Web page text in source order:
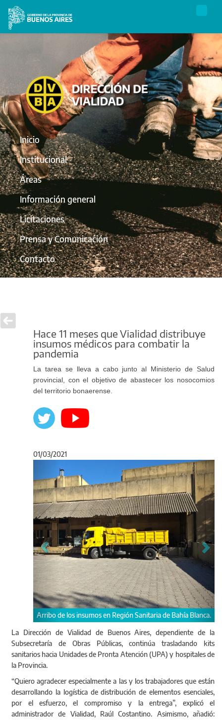
Inicio
Institucional
Áreas
Información general
Licitaciones
Prensa y Comunicación
Contacto
Hace 11 meses que Vialidad distribuye
insumos médicos para combatir la
pandemia
La tarea se lleva a cabo junto al Ministerio de Salud
provincial, con el objetivo de abastecer los nosocomios
del territorio bonaerense.
01/03/2021
en Región Sanitaria de Bahía Blanca.
Los kits distribuidos están
guantes y alcohol en gel,
La Dirección de Vialidad de Buenos Aires, dependiente de la
Subsecretaría de Obras Públicas, continúa trasladando kits
sanitarios hacia Unidades de Pronta Atención (UPA) y hospitales de
la Provincia.
“Quiero agradecer especialmente a las y los trabajadores que están
desarrollando la logística de distribución de elementos esenciales,
por el esfuerzo, el compromiso y la entrega”, explicó el
administrador de Vialidad, Raúl Costantino. Asimismo, añadió: